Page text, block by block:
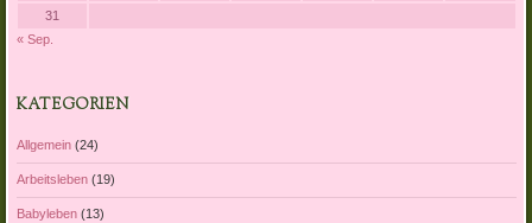
31
« Sep.
KATEGORIEN
Allgemein(24)
Arbeitsleben(19)
Babyleben(13)